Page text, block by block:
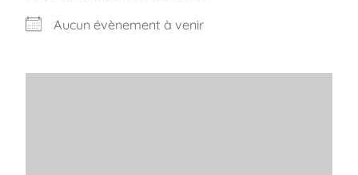
Aucun évènement à venir